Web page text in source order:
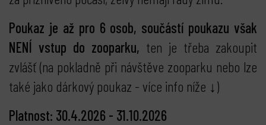
Poukaz je až pro 6 osob, součástí poukazu však
NENÍ vstup do zooparku, ten je třeba zakoupit
zvlášť (na pokladně při návštěve zooparku nebo lze
také jako dárkový poukaz - více info níže ↓)
Platnost: 30.4.2026 - 31.10.2026